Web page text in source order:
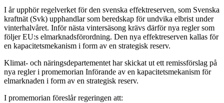
I år upphör regelverket för den svenska effektreserven, som Svenska
kraftnät (Svk) upphandlar som beredskap för undvika elbrist under
vinterhalvåret. Inför nästa vintersäsong krävs därför nya regler som
följer EU:s elmarknadsförordning. Den nya effektreserven kallas för
en kapacitetsmekanism i form av en strategisk reserv.
Klimat- och näringsdepartementet har skickat ut ett remissförslag på
nya regler i promemorian Införande av en kapacitetsmekanism för
elmarknaden i form av en strategisk reserv.
I promemorian föreslår regeringen att: